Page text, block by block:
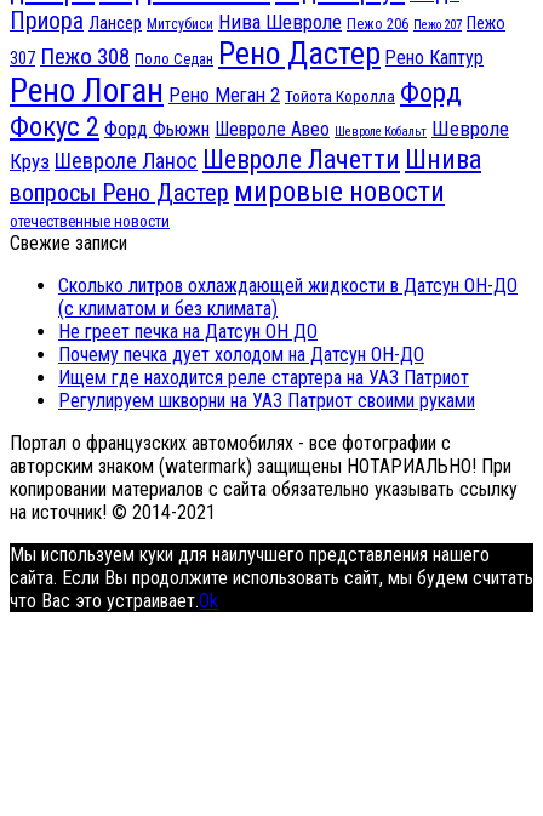
Приора Лансер Митсубиси Нива Шевроле Пежо 206 Пежо 207 Пежо
307 Пежо 308 Поло Седан Рено Дастер Рено Каптур
Рено Логан Рено Меган 2 Тойота Королла Форд
Фокус 2 Форд Фьюжн Шевроле Авео Шевроле Кобальт Шевроле
Круз Шевроле Ланос Шевроле Лачетти Шнива
вопросы Рено Дастер мировые новости
отечественные новости
Свежие записи
Сколько литров охлаждающей жидкости в Датсун ОН-ДО
(с климатом и без климата)
Не греет печка на Датсун ОН ДО
Почему печка дует холодом на Датсун ОН-ДО
Ищем где находится реле стартера на УАЗ Патриот
Регулируем шкворни на УАЗ Патриот своими руками
Портал о французских автомобилях - все фотографии с
авторским знаком (watermark) защищены НОТАРИАЛЬНО! При
копировании материалов с сайта обязательно указывать ссылку
на источник! © 2014-2021
Мы используем куки для наилучшего представления нашего
сайта. Если Вы продолжите использовать сайт, мы будем считать
что Вас это устраивает.Ok